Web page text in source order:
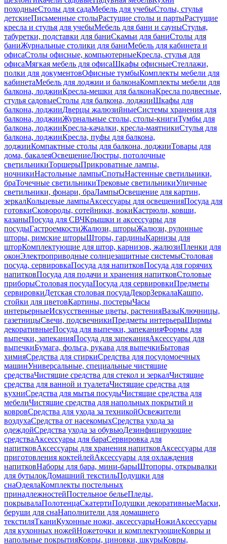
походныеСтолы для садаМебель для учебыСтолы, стулья
детскиеПисьменные столыРастущие столы и партыРастущие
кресла и стулья для учебыМебель для бани и сауныСтулья,
табуретки, подставки для баниСкамьи для баниСтолы для
баниЖурнальные столики для баниМебель для кабинета и
офисаСтолы офисные, компьютерныеКресла, стулья для
офисаМягкая мебель для офисаШкафы офисныеСтеллажи,
полки для документовОфисные тумбыКомплекты мебели для
кабинетаМебель для лоджии и балконаКомплекты мебели для
балкона, лоджииКресла-мешки для балконаКресла подвесные,
стулья садовыеСтолы для балкона, лоджииШкафы для
балкона, лоджииДверцы жалюзийныеСистемы хранения для
балкона, лоджииЖурнальные столы, столы-книгиТумбы для
балкона, лоджииКресла-качалки, кресла-маятникиСтулья для
балкона, лоджииКресла, пуфы для балкона,
лоджииКомпактные столы для балкона, лоджииТовары для
дома, бакалеяОсвещениеЛюстры, потолочные
светильникиТоршерыПрикроватные лампы,
ночникиНастольные лампыСпотыНастенные светильники,
браТочечные светильникиТрековые светильникиУличные
светильники, фонари, браЛампыОсвещение для картин,
зеркалКольцевые лампыАксессуары для освещенияПосуда для
готовкиСковороды, сотейники, вокиКастрюли, ковши,
казаныПосуда для СВЧКрышки и аксессуары для
посудыГастроемкостиЖалюзи, шторыЖалюзи, рулонные
шторы, римские шторыШторы, гардиныКарнизы для
шторКомплектующие для штор, карнизов, жалюзиПленки для
оконЭлектроприводные солнцезащитные системыСтоловая
посуда, сервировкаПосуда для напитковПосуда для горячих
напитковПосуда для подачи и хранения напитковСтоловые
приборыСтоловая посудаПосуда для сервировкиПредметы
сервировкиДетская столовая посудаДекорЗеркалаКашпо,
стойки для цветовКартины, постерыЧасы
интерьерныеИскусственные цветы, растенияВазыКлючницы,
газетницыСвечи, подсвечникиПредметы интерьераШирмы
декоративныеПосуда для выпечки, запеканияФормы для
выпечки, запеканияПосуда для запеканияАксессуары для
выпечкиБумага, фольга, рукава для выпечкиБытовая
химияСредства для стиркиСредства для посудомоечных
машинУниверсальные, специальные чистящие
средстваЧистящие средства для стекол и зеркалЧистящие
средства для ванной и туалетаЧистящие средства для
кухниСредства для мытья посудыЧистящие средства для
мебелиЧистящие средства для напольных покрытий и
ковровСредства для ухода за техникойОсвежители
воздухаСредства от насекомыхСредства ухода за
одеждойСредства ухода за обувьюДезинфицирующие
средстваАксессуары для бараСервировка для
напитковАксессуары для хранения напитковАксессуары для
приготовления коктейлейАксессуары для охлаждения
напитковНаборы для бара, мини-барыШтопоры, открывалки
для бутылокДомашний текстильПодушки для
снаОдеялаКомплекты постельных
принадлежностейПостельное бельеПледы,
покрывалаПолотенцаСкатертиПодушки декоративныеМаски,
беруши для снаНаполнители для домашнего
текстиляТканиКухонные ножи, аксессуарыНожиАксессуары
для кухонных ножейНожеточки и комплектующиеКовры и
напольные покрытияКовры, циновки, шкурыКовры,